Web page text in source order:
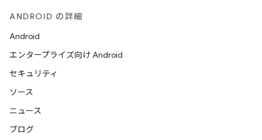
ANDROID の詳細
Android
エンタープライズ向け Android
セキュリティ
ソース
ニュース
ブログ